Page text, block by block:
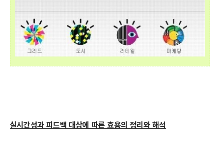
실시간성과 피드백 대상에 따른 효용의 정리와 해석